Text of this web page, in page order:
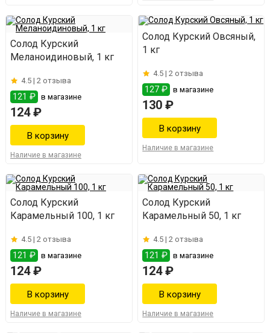
Солод Курский
Меланоидиновый, 1 кг
4.5 | 2 отзыва
121 ₽ в магазине
124 ₽
Наличие в магазине
Солод Курский Овсяный,
1 кг
4.5 |2 отзыва
127 ₽ в магазине
130 ₽
Наличие в магазине
Солод Курский
Карамельный 100, 1 кг
4.5 | 2 отзыва
121 ₽ в магазине
124 ₽
Наличие в магазине
Солод Курский
Карамельный 50, 1 кг
4.5 |2 отзыва
121 ₽ в магазине
124 ₽
Наличие в магазине